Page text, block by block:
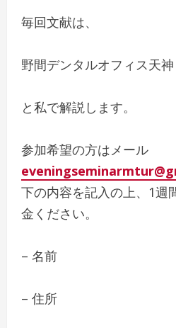
毎回文献は、
野間デンタルオフィス天
と私で解説します。
参加希望の方はメール
下の内容を記入の上、1週
金ください。
– 名前
– 住所